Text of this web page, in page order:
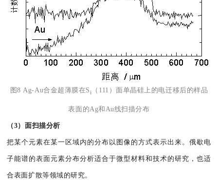
图8 Ag-Au合金超薄膜在Si （111）面单晶硅上的电迁移后的样品
表面的Ag和Au线扫描分布
（3）面扫描分析
把某个元素在某一区域内的分布以图像的方式表示出来。俄歇电
子能谱的表面元素分布分析适合于微型材料和技术的研究，也适
合表面扩散等领域的研究。